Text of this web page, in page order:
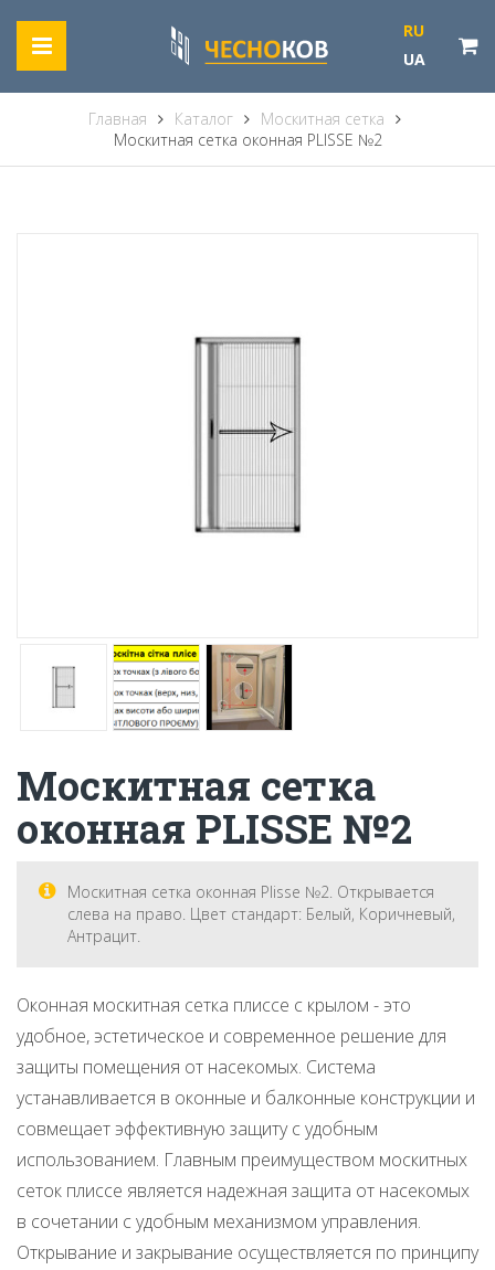
RU
UA
Главная Каталог
Москитная сетка
Москитная сетка оконная PLISSE №2
Москитная сетка
оконная PLISSE №2
Москитная сетка оконная Plisse №2. Открывается
слева на право. Цвет стандарт: Белый, Коричневый,
Антрацит.
Оконная москитная сетка плиссе с крылом - это
удобное, эстетическое и современное решение для
защиты помещения от насекомых. Система
устанавливается в оконные и балконные конструкции и
совмещает эффективную защиту с удобным
использованием. Главным преимуществом москитных
сеток плиссе является надежная защита от насекомых
в сочетании с удобным механизмом управления.
Открывание и закрывание осуществляется по принципу